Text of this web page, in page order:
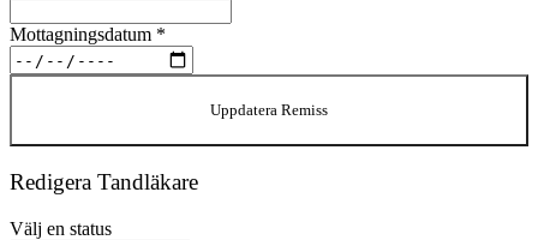
Mottagningsdatum *
Uppdatera Remiss
Redigera Tandläkare
Välj en status